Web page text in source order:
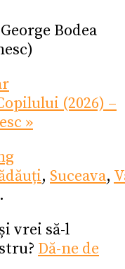
Bodea
(2026) –
»
, Suceava,
.
vrei să-l
Dă-ne de